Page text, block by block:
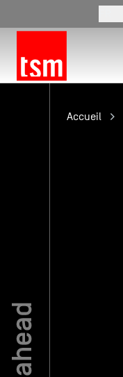
L'école
International
TSM-Research
Accueil